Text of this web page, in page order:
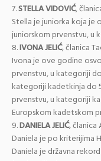
7.STELLA VIDOVIĆ,
Stella je juniorka koja je
juniorskom prvenstvu, u
8.IVONA JELIĆ, članica
Ivona je ove godine
prvenstvu, u kategoriji
kategoriji kadetkinja do
prvenstvu, u kategoriji
Europskom kadetskom
9.DANIELA JELIĆ, članica
Daniela je po kriterijima
Daniela je državna